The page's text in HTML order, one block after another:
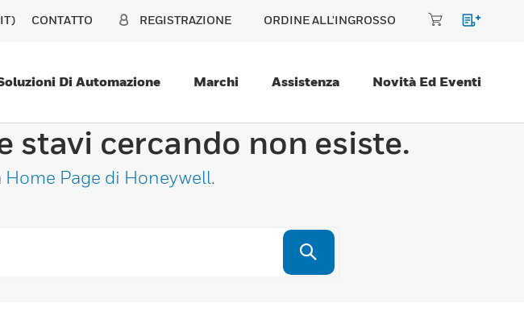
CONTATTO REGISTRAZIONE ORDINE ALL'INGROSSO
Di Automazione Marchi Assistenza Novità Ed Eventi
stavi cercando non esiste.
Home Page di Honeywell.